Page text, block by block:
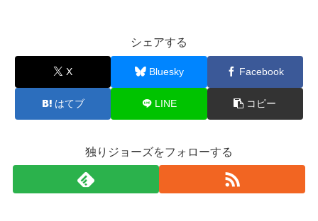
シェアする
X Bluesky Facebook
はてブ LINE コピー
独りジョーズをフォローする